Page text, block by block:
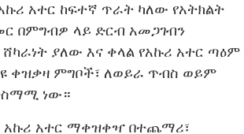
አተር ከፍተኛ ጥራት ካለው የአትክልት
በምግብዎ ላይ ድርብ አመጋገብን
ያለው እና ቀላል የአኩሪ አተር ጣዕም
ቀዝቃዛ ምግቦች፣ ለወይራ ጥብስ ወይም
ነው።
አኩሪ አተር ማቀዝቀዣ በተጨማሪ፣